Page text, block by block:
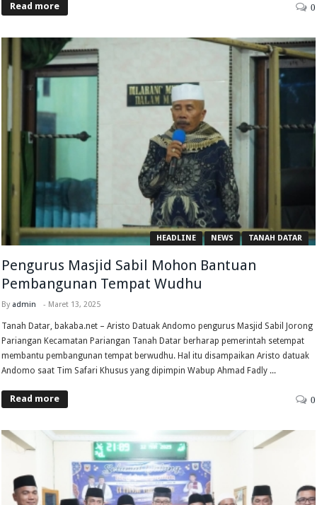
Read more 0
HEADLINE NEWS TANAH DATAR
Pengurus Masjid Sabil Mohon Bantuan
Pembangunan Tempat Wudhu
By admin - Maret 13, 2025
Tanah Datar, bakaba.net – Aristo Datuak Andomo pengurus Masjid Sabil Jorong
Pariangan Kecamatan Pariangan Tanah Datar berharap pemerintah setempat
membantu pembangunan tempat berwudhu. Hal itu disampaikan Aristo datuak
Andomo saat Tim Safari Khusus yang dipimpin Wabup Ahmad Fadly ...
Read more 0